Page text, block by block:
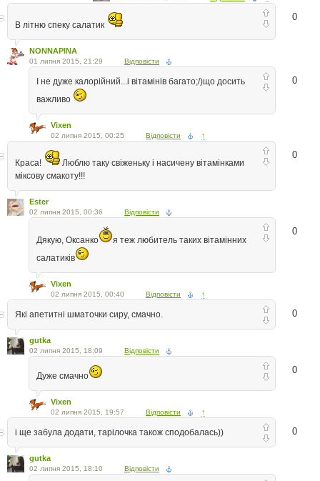
0
В літню спеку салатик
NONNAPINA
01 липня 2015, 21:29 Відповісти
0
І не дуже калорійний...і вітамінів багато;/)що досить
важливо
Vixen
02 липня 2015, 00:25 Відповісти ↑
0
Краса!
Люблю таку свіженьку і насичену вітамінками
міксову смакоту!!!
Ester
02 липня 2015, 00:36 Відповісти
0
Дякую, Оксанко
я теж любитель таких вітамінних
салатиків
Vixen
02 липня 2015, 00:40 Відповісти ↑
0
Які апетитні шматочки сиру, смачно.
gutka
02 липня 2015, 18:09 Відповісти
0
Дуже смачно
Vixen
02 липня 2015, 19:57 Відповісти ↑
0
і ще забула додати, тарілочка також сподобалась))
gutka
02 липня 2015, 18:10 Відповісти